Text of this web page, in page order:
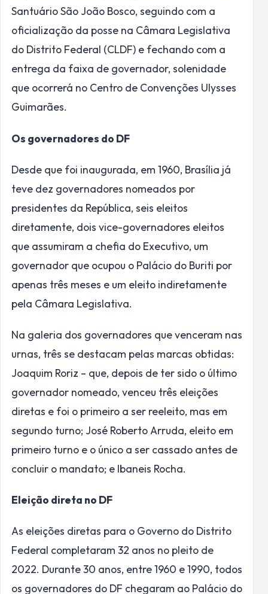
Santuário São João Bosco, seguindo com a
oficialização da posse na Câmara Legislativa
do Distrito Federal (CLDF) e fechando com a
entrega da faixa de governador, solenidade
que ocorrerá no Centro de Convenções Ulysses
Guimarães.
Os governadores do DF
Desde que foi inaugurada, em 1960, Brasília já
teve dez governadores nomeados por
presidentes da República, seis eleitos
diretamente, dois vice-governadores eleitos
que assumiram a chefia do Executivo, um
governador que ocupou o Palácio do Buriti por
apenas três meses e um eleito indiretamente
pela Câmara Legislativa.
Na galeria dos governadores que venceram nas
urnas, três se destacam pelas marcas obtidas:
Joaquim Roriz – que, depois de ter sido o último
governador nomeado, venceu três eleições
diretas e foi o primeiro a ser reeleito, mas em
segundo turno; José Roberto Arruda, eleito em
primeiro turno e o único a ser cassado antes de
concluir o mandato; e Ibaneis Rocha.
Eleição direta no DF
As eleições diretas para o Governo do Distrito
Federal completaram 32 anos no pleito de
2022. Durante 30 anos, entre 1960 e 1990, todos
os governadores do DF chegaram ao Palácio do